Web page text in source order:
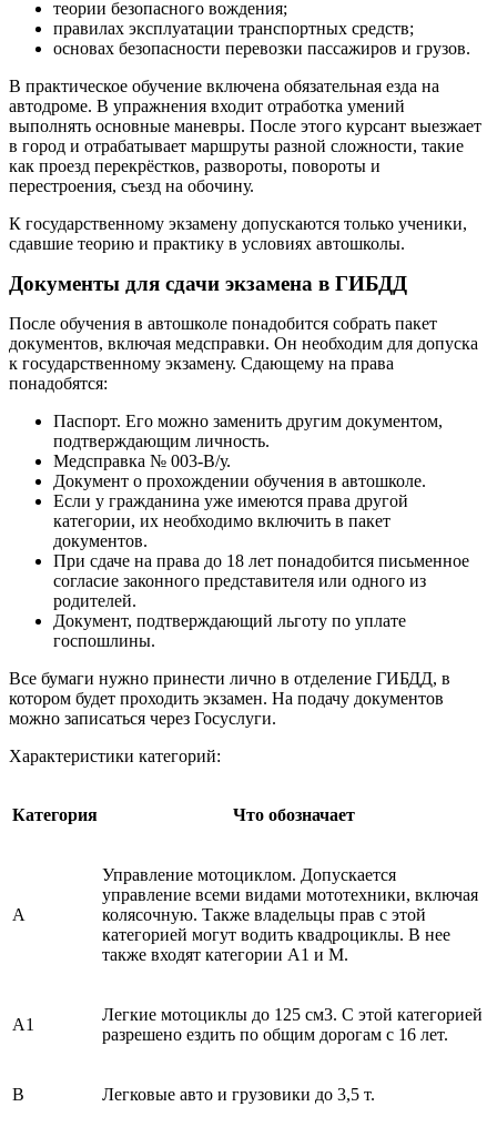
теории безопасного вождения;
правилах эксплуатации транспортных средств;
основах безопасности перевозки пассажиров и грузов.
В практическое обучение включена обязательная езда на
автодроме. В упражнения входит отработка умений
выполнять основные маневры. После этого курсант выезжает
в город и отрабатывает маршруты разной сложности, такие
как проезд перекрёстков, развороты, повороты и
перестроения, съезд на обочину.
К государственному экзамену допускаются только ученики,
сдавшие теорию и практику в условиях автошколы.
Документы для сдачи экзамена в ГИБДД
После обучения в автошколе понадобится собрать пакет
документов, включая медсправки. Он необходим для допуска
к государственному экзамену. Сдающему на права
понадобятся:
Паспорт. Его можно заменить другим документом,
подтверждающим личность.
Медсправка № 003-В/у.
Документ о прохождении обучения в автошколе.
Если у гражданина уже имеются права другой
категории, их необходимо включить в пакет
документов.
При сдаче на права до 18 лет понадобится письменное
согласие законного представителя или одного из
родителей.
Документ, подтверждающий льготу по уплате
госпошлины.
Все бумаги нужно принести лично в отделение ГИБДД, в
котором будет проходить экзамен. На подачу документов
можно записаться через Госуслуги.
Характеристики категорий:
Категория Что обозначает
A
Управление мотоциклом. Допускается
управление всеми видами мототехники, включая
колясочную. Также владельцы прав с этой
категорией могут водить квадроциклы. В нее
также входят категории A1 и M.
A1
Легкие мотоциклы до 125 см3. С этой категорией
разрешено ездить по общим дорогам с 16 лет.
B Легковые авто и грузовики до 3,5 т.